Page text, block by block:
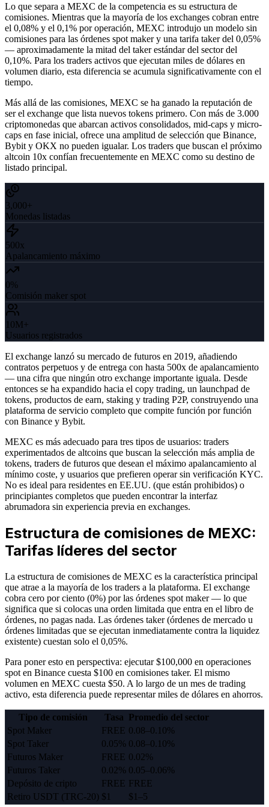
Lo que separa a MEXC de la competencia es su estructura de
comisiones. Mientras que la mayoría de los exchanges cobran entre
el 0,08% y el 0,1% por operación, MEXC introdujo un modelo sin
comisiones para las órdenes spot maker y una tarifa taker del 0,05%
— aproximadamente la mitad del taker estándar del sector del
0,10%. Para los traders activos que ejecutan miles de dólares en
volumen diario, esta diferencia se acumula significativamente con el
tiempo.
Más allá de las comisiones, MEXC se ha ganado la reputación de
ser el exchange que lista nuevos tokens primero. Con más de 3.000
criptomonedas que abarcan activos consolidados, mid-caps y micro-
caps en fase inicial, ofrece una amplitud de selección que Binance,
Bybit y OKX no pueden igualar. Los traders que buscan el próximo
altcoin 10x confían frecuentemente en MEXC como su destino de
listado principal.
3,000+
Monedas listadas
500x
Apalancamiento máximo
0%
Comisión maker spot
10M+
Usuarios registrados
El exchange lanzó su mercado de futuros en 2019, añadiendo
contratos perpetuos y de entrega con hasta 500x de apalancamiento
— una cifra que ningún otro exchange importante iguala. Desde
entonces se ha expandido hacia el copy trading, un launchpad de
tokens, productos de earn, staking y trading P2P, construyendo una
plataforma de servicio completo que compite función por función
con Binance y Bybit.
MEXC es más adecuado para tres tipos de usuarios: traders
experimentados de altcoins que buscan la selección más amplia de
tokens, traders de futuros que desean el máximo apalancamiento al
mínimo coste, y usuarios que prefieren operar sin verificación KYC.
No es ideal para residentes en EE.UU. (que están prohibidos) o
principiantes completos que pueden encontrar la interfaz
abrumadora sin experiencia previa en exchanges.
Estructura de comisiones de MEXC:
Tarifas líderes del sector
La estructura de comisiones de MEXC es la característica principal
que atrae a la mayoría de los traders a la plataforma. El exchange
cobra cero por ciento (0%) por las órdenes spot maker — lo que
significa que si colocas una orden limitada que entra en el libro de
órdenes, no pagas nada. Las órdenes taker (órdenes de mercado u
órdenes limitadas que se ejecutan inmediatamente contra la liquidez
existente) cuestan solo el 0,05%.
Para poner esto en perspectiva: ejecutar $100,000 en operaciones
spot en Binance cuesta $100 en comisiones taker. El mismo
volumen en MEXC cuesta $50. A lo largo de un mes de trading
activo, esta diferencia puede representar miles de dólares en ahorros.
Tipo de comisión Tasa Promedio del sector
Spot Maker
FREE 0.08–0.10%
Spot Taker
0.05% 0.08–0.10%
Futuros Maker
FREE 0.02%
Futuros Taker
0.02% 0.05–0.06%
Depósito de cripto
FREE FREE
Retiro USDT (TRC-20) $1 $1–5